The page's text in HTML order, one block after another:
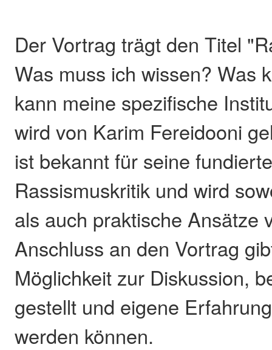
Der Vortrag trägt den Titel
Was muss ich wissen? Was
kann meine spezifische
wird von Karim Fereidooni
ist bekannt für seine
Rassismuskritik und wird
als auch praktische Ansätze
Anschluss an den Vortrag
Möglichkeit zur Diskussion,
gestellt und eigene
werden können.